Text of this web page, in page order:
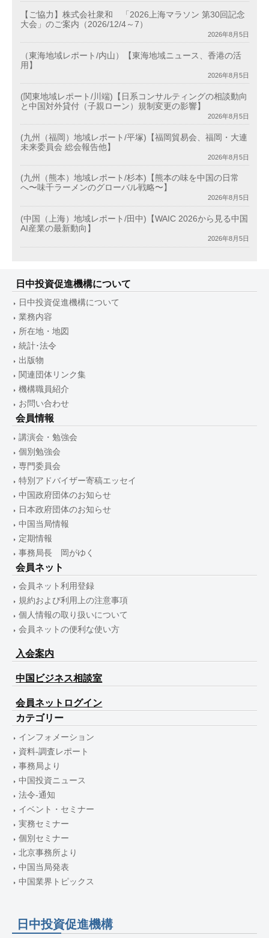
【ご協力】株式会社衆和 「2026上海マラソン 第30回記念
大会」のご案内（2026/12/4～7）
2026年8月5日
（東海地域レポート/内山）【東海地域ニュース、香港の活
用】
2026年8月5日
(関東地域レポート/川端)【日系コンサルティングの相談動向
と中国対外貸付（子親ローン）規制変更の影響】
2026年8月5日
(九州（福岡）地域レポート/平塚)【福岡貿易会、福岡・大連
未来委員会 総会報告他】
2026年8月5日
(九州（熊本）地域レポート/杉本)【熊本の味を中国の日常
へ〜味千ラーメンのグローバル戦略〜】
2026年8月5日
(中国（上海）地域レポート/田中)【WAIC 2026から見る中国
AI産業の最新動向】
2026年8月5日
日中投資促進機構について
日中投資促進機構について
業務内容
所在地・地図
統計･法令
出版物
関連団体リンク集
機構職員紹介
お問い合わせ
会員情報
講演会・勉強会
個別勉強会
専門委員会
特別アドバイザー寄稿エッセイ
中国政府団体のお知らせ
日本政府団体のお知らせ
中国当局情報
定期情報
事務局長 岡がゆく
会員ネット
会員ネット利用登録
規約および利用上の注意事項
個人情報の取り扱いについて
会員ネットの便利な使い方
入会案内
中国ビジネス相談室
会員ネットログイン
カテゴリー
インフォメーション
資料-調査レポート
事務局より
中国投資ニュース
法令-通知
イベント・セミナー
実務セミナー
個別セミナー
北京事務所より
中国当局発表
中国業界トピックス
日中投資促進機構